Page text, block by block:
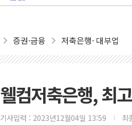
증권·금융 저축은행· 대부업
웰컴저축은행, 최
기사입력 : 2023년12월04일 13:59 최